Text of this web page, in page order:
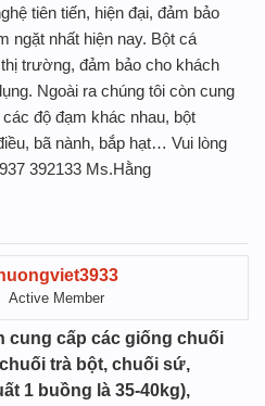
tiên tiến, hiện đại, đảm bảo
ngặt nhất hiện nay. Bột cá
trường, đảm bảo cho khách
Ngoài ra chúng tôi còn cung
độ đạm khác nhau, bột
bã nành, bắp hạt… Vui lòng
392133 Ms.Hằng
huongviet3933
Active Member
cung cấp các giống chuối
trà bột, chuối sứ,
1 buồng là 35-40kg),